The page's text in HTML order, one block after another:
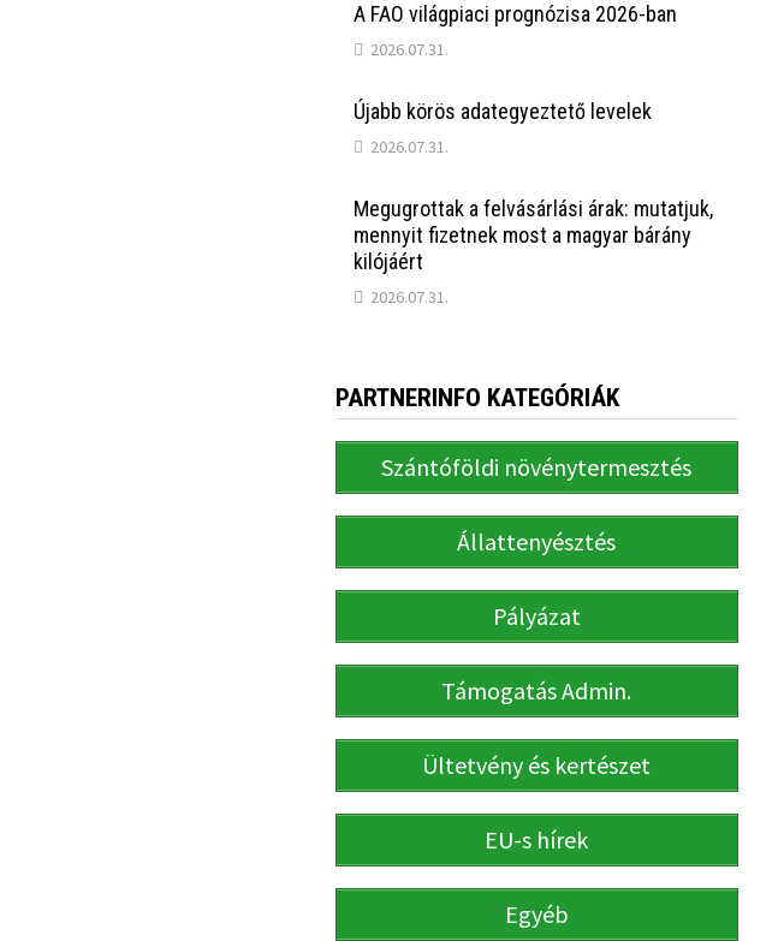
A FAO világpiaci prognózisa 2026-ban
2026.07.31.
Újabb körös adategyeztető levelek
2026.07.31.
Megugrottak a felvásárlási árak: mutatjuk,
mennyit fizetnek most a magyar bárány
kilójáért
2026.07.31.
PARTNERINFO KATEGÓRIÁK
Szántóföldi növénytermesztés
Állattenyésztés
Pályázat
Támogatás Admin.
Ültetvény és kertészet
EU-s hírek
Egyéb